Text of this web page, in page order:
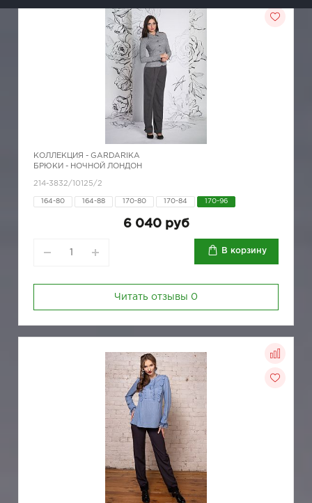
КОЛЛЕКЦИЯ - GARDARIKA
БРЮКИ - НОЧНОЙ ЛОНДОН
214-3832/10125/2
164-80 164-88 170-80 170-84 170-96
6 040 руб
В корзину
Читать отзывы 0